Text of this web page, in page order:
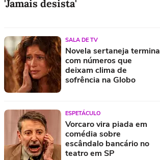
'Jamais desista'
Mariana Rios revela nova perda
gestacional: 'Parecia um milagre'
Regina e Gabriela Duarte voltarão a atuar
como mãe e filha, desta vez no teatro
Biancardi na 25 de Março? Influenciadora
faz compras para festa 'atrasada'
SALA DE TV
Novela sertaneja termina
com números que
deixam clima de
sofrência na Globo
ESPETÁCULO
Vorcaro vira piada em
comédia sobre
escândalo bancário no
teatro em SP